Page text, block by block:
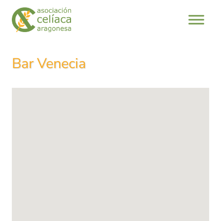
Saltar
contenido
Bar Venecia